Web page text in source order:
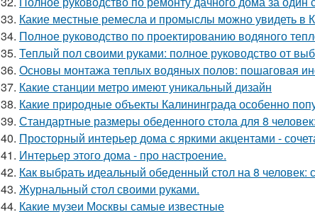
33. Какие местные ремесла и промыслы можно увидеть в
34. Полное руководство по проектированию водяного
35. Теплый пол своими руками: полное руководство от
36. Основы монтажа теплых водяных полов: пошаговая
37. Какие станции метро имеют уникальный дизайн
38. Какие природные объекты Калининграда особенно
39. Стандартные размеры обеденного стола для 8
40. Просторный интерьер дома с яркими акцентами -
41. Интерьер этого дома - про настроение.
42. Как выбрать идеальный обеденный стол на 8 человек:
43. Журнальный стол своими руками.
44. Какие музеи Москвы самые известные